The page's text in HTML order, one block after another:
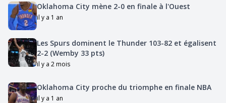
Oklahoma City mène 2-0 en finale à l'Ouest
il y a 1 an
Les Spurs dominent le Thunder 103-82 et égalisent
2-2 (Wemby 33 pts)
il y a 2 mois
Oklahoma City proche du triomphe en finale NBA
il y a 1 an